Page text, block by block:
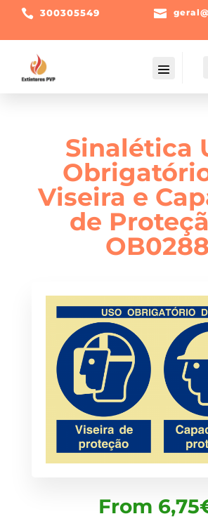
 300305549 
Sinalética
Viseira e
de
OB0288
From 6,75